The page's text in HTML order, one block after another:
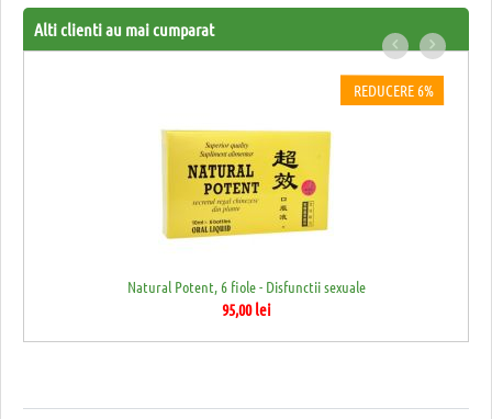
Alti clienti au mai cumparat
REDUCERE 6%
Natural Potent, 6 fiole - Disfunctii sexuale
95,00 lei